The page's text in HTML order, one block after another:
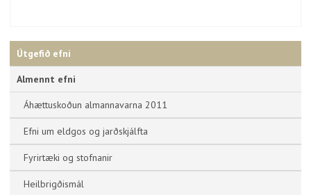
Útgefið efni
Almennt efni
Áhættuskoðun almannavarna 2011
Efni um eldgos og jarðskjálfta
Fyrirtæki og stofnanir
Heilbrigðismál